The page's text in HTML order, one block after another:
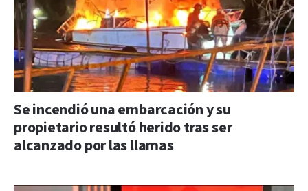
Se incendió una embarcación y su
propietario resultó herido tras ser
alcanzado por las llamas